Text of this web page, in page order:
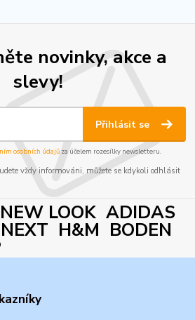
novinky, akce a
slevy!
Přihlásit se
osobních údajůza účelem rozesílky newsletteru.
vždy informováni, můžete se kdykoli odhlásit
LOOK ADIDAS
H&M BODEN